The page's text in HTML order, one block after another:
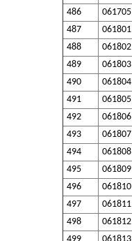
486
061705
487
061801
488
061802
489
061803
490
061804
491
061805
492
061806
493
061807
494
061808
495
061809
496
061810
497
061811
498
061812